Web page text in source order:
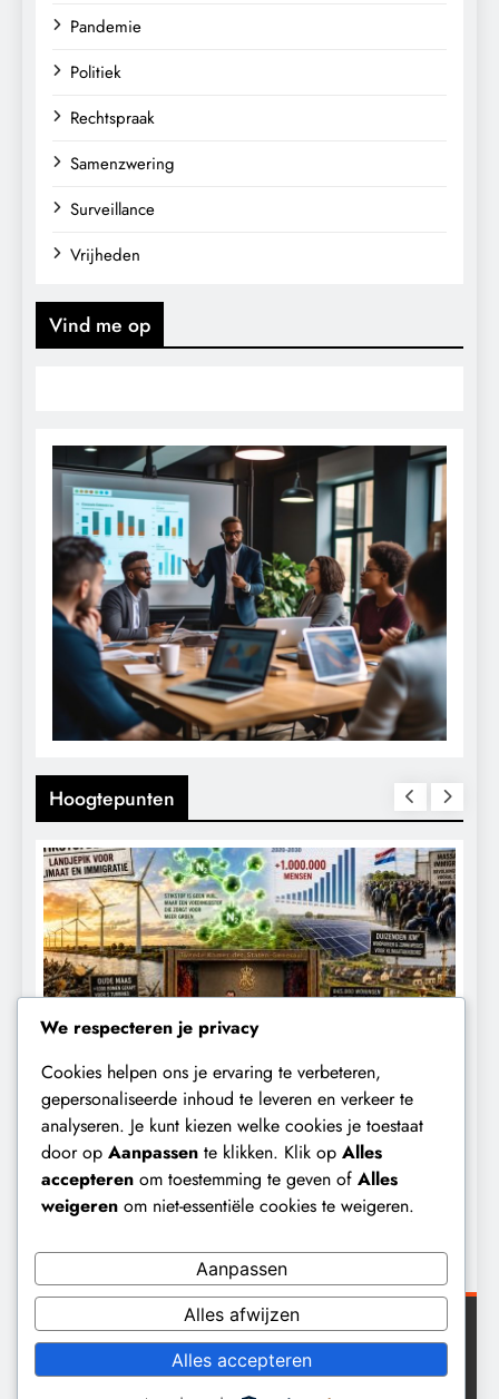
Pandemie
Politiek
Rechtspraak
Samenzwering
Surveillance
Vrijheden
Vind me op
Hoogtepunten
KALENDER 2030 KLIMAATBEDROG
Waarom worden de mensen van wie de
toekomst op het spel staat,
buitengesloten?
Digital Newspaper - Veelzijdig nieuws WordPress
thema 2026. Powered ByBlazeThemes.
We respecteren je privacy
Cookies helpen ons je ervaring te verbeteren,
gepersonaliseerde inhoud te leveren en verkeer te
analyseren. Je kunt kiezen welke cookies je toestaat
door op Aanpassen te klikken. Klik op Alles
accepteren om toestemming te geven of Alles
weigeren om niet-essentiële cookies te weigeren.
Aanpassen
Alles afwijzen
Alles accepteren